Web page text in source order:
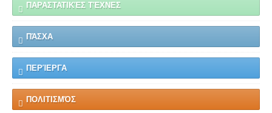
ΠΑΡΑΣΤΑΤΙΚΈΣ ΤΈΧΝΕΣ
ΠΆΣΧΑ
ΠΕΡΊΕΡΓΑ
ΠΟΛΙΤΙΣΜΌΣ